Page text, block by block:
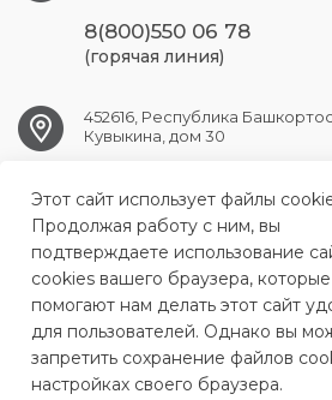
8(800)550 06 78
(горячая линия)
452616, Республика
Кувыкина, дом 30
OKT.GB1@doctorrb.ru
ГБУЗ РБ Городская больница №1
Этот сайт использует файлы
Продолжая работу с ним, вы
подтверждаете использование
cookies вашего браузера, которые
помогают нам делать этот сайт
для пользователей. Однако вы
запретить сохранение файлов
настройках своего браузера.